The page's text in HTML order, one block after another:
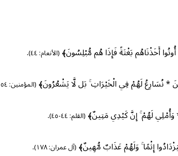
أَخَذْنَاهُم بَغْتَةً فَإِذَا هُم مُّبْلِسُونَ﴾(الأنعام: ٤٤)
.
* نُسَارِعُ لَهُمْ فِي الْخَيْرَاتِ ۚ بَل لَّا يَشْعُرُونَ﴾(المؤمنين: ٥٤-٥٦)
لَهُمْ ۚ إِنَّ كَيْدِي مَتِينٌ﴾(القلم: ٤٤-٤٥)
.
إِثْمًا ۚ وَلَهُمْ عَذَابٌ مُّهِينٌ﴾(آل عمران: ١٧٨)
.